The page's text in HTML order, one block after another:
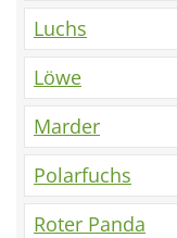
Luchs
Löwe
Marder
Polarfuchs
Roter Panda